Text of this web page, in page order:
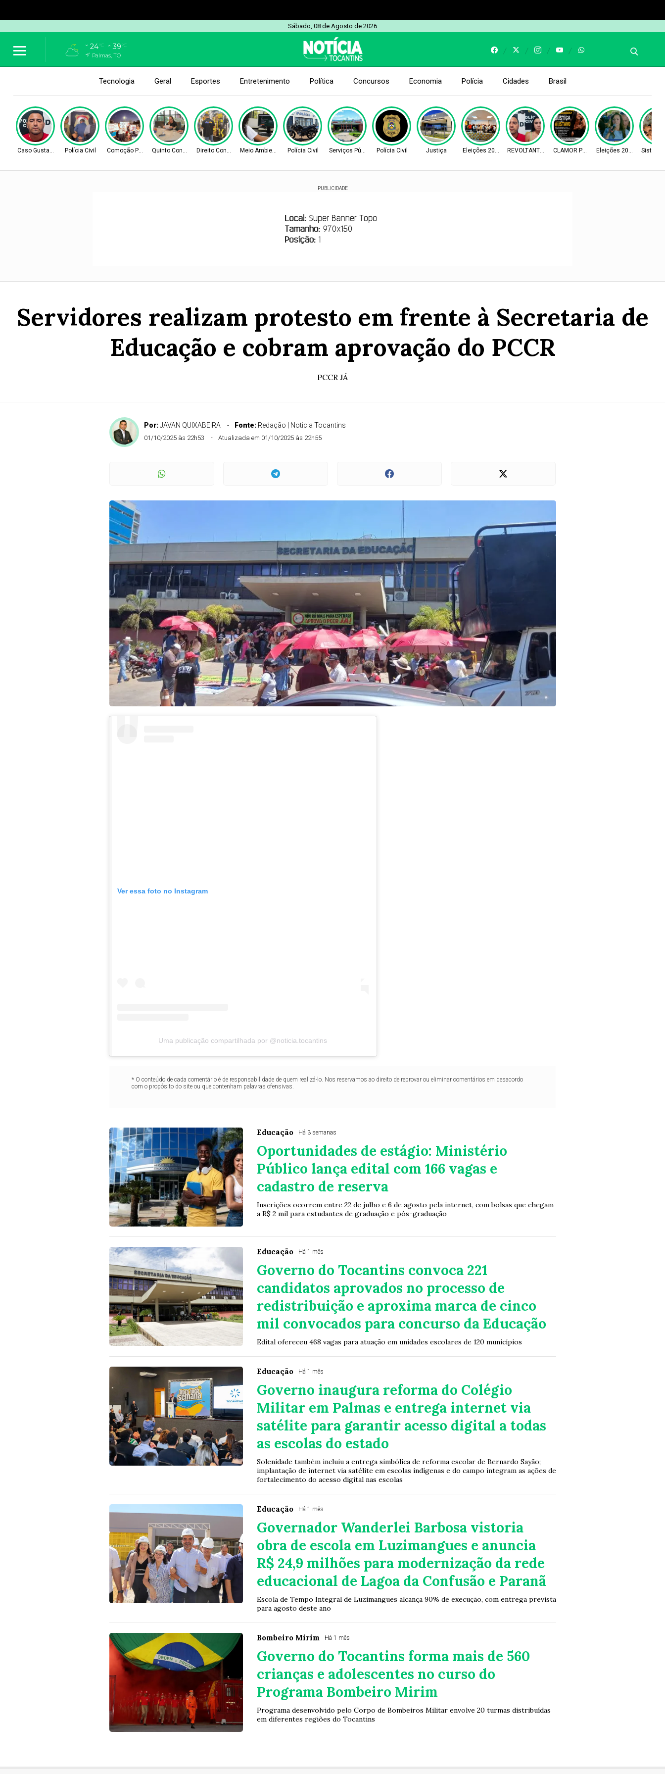
Sábado, 08 de Agosto de 2026
24°C 39°C
Palmas, TO
Tecnologia Geral Esportes Entretenimento Política Concursos Economia Polícia Cidades Brasil
Caso Gustavo VelosoPolícia Civil Comoção PopularQuinto ConstitucionaDireito ConsumidorMeio Ambiente Polícia Civil Serviços Públicos Polícia Civil Justiça Eleições 2026 REVOLTANTE MonstruosCLAMOR POR JUSTIÇA
Eleições 2026
PUBLICIDADE
Servidores realizam protesto em frente à Secretaria de
Educação e cobram aprovação do PCCR
PCCR JÁ
Por:JAVAN QUIXABEIRA Fonte: Redação | Noticia Tocantins
01/10/2025 às 22h53 Atualizada em 01/10/2025 às 22h55
Ver essa foto no Instagram
Uma publicação compartilhada por @noticia.tocantins
* O conteúdo de cada comentário é de responsabilidade de quem realizá-lo. Nos reservamos ao direito de reprovar ou eliminar comentários em desacordo
com o propósito do site ou que contenham palavras ofensivas.
Educação Há 3 semanas
Oportunidades de estágio: Ministério
Público lança edital com 166 vagas e
cadastro de reserva
Inscrições ocorrem entre 22 de julho e 6 de agosto pela internet, com bolsas que chegam
a R$ 2 mil para estudantes de graduação e pós-graduação
Educação Há 1 mês
Governo do Tocantins convoca 221
candidatos aprovados no processo de
redistribuição e aproxima marca de cinco
mil convocados para concurso da Educação
Edital ofereceu 468 vagas para atuação em unidades escolares de 120 municípios
Educação Há 1 mês
Governo inaugura reforma do Colégio
Militar em Palmas e entrega internet via
satélite para garantir acesso digital a todas
as escolas do estado
Solenidade também incluiu a entrega simbólica de reforma escolar de Bernardo Sayão;
implantação de internet via satélite em escolas indígenas e do campo integram as ações de
fortalecimento do acesso digital nas escolas
Educação Há 1 mês
Governador Wanderlei Barbosa vistoria
obra de escola em Luzimangues e anuncia
R$ 24,9 milhões para modernização da rede
educacional de Lagoa da Confusão e Paranã
Escola de Tempo Integral de Luzimangues alcança 90% de execução, com entrega prevista
para agosto deste ano
Bombeiro Mirim Há 1 mês
Governo do Tocantins forma mais de 560
crianças e adolescentes no curso do
Programa Bombeiro Mirim
Programa desenvolvido pelo Corpo de Bombeiros Militar envolve 20 turmas distribuídas
em diferentes regiões do Tocantins